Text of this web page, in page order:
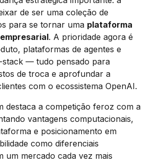
de ser uma coleção de
para se tornar uma plataforma
. A prioridade agora é
plataformas de agentes e
— tudo pensado para
de troca e aprofundar a
com o ecossistema OpenAI.
destaca a competição feroz com a
vantagens computacionais,
e posicionamento em
como diferenciais
um mercado cada vez mais